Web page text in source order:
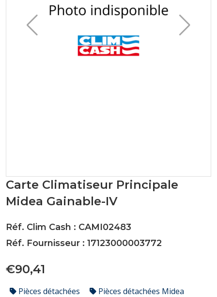
Carte Climatiseur Principale
Midea Gainable-IV
Réf. Clim Cash : CAMI02483
Réf. Fournisseur : 17123000003772
€90,41
Pièces détachées Pièces détachées Midea